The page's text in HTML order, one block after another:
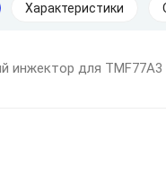
Характеристики
инжектор для TMF77A3